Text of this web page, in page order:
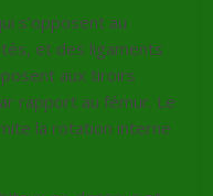
s’opposent au
et des ligaments
aux tiroirs
rapport au fémur. Le
la rotation interne